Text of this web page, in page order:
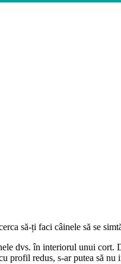
să-ți faci câinele să se
dvs. în interiorul unui
profil redus, s-ar putea să nu